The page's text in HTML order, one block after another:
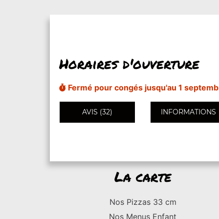
Horaires d'ouverture
Fermé pour congés jusqu'au 1
AVIS (32) INFORMATIONS
La carte
Nos Pizzas 33 cm
Nos Menus Enfant